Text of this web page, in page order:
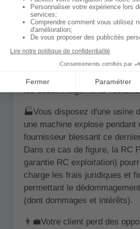
d'être indemnisé via cette
quelques exemples concrets
🏗️Vous travaillez dans le
salariés cause un dommage
(dommage indirect du fait de
chez un client. La RC peut
les dédommagements
🏭Vous disposez d'une usine
une machine explose pendant
fournisseur blessant ce
Dans ce cas de figure, la RC
garantie RC exploitation)
charge les frais juridiques et
permettant le
(dont dommages et intérêts).
👨‍💼Votre client perd des